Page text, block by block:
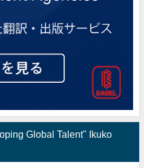
Global Talent" Ikuko